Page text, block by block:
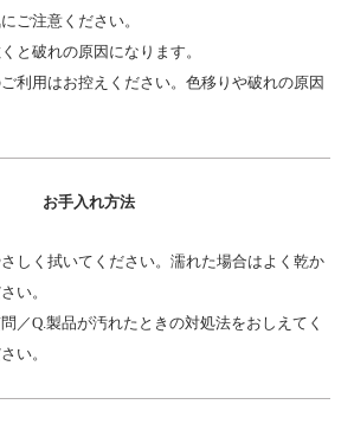
ご注意ください。
と破れの原因になります。
利用はお控えください。色移りや破れの原因
お手入れ方法
しく拭いてください。濡れた場合はよく乾か
い。
／Q.製品が汚れたときの対処法をおしえてく
い。